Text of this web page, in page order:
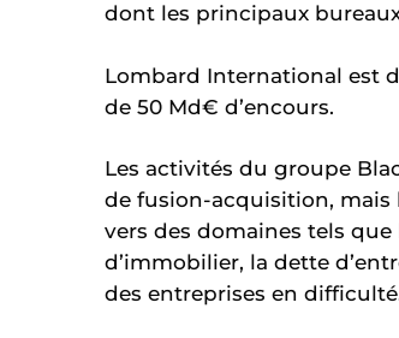
dont les principaux
Lombard International est
de 50 Md€ d’encours.
Les activités du groupe
de fusion-acquisition, mais
vers des domaines tels
d’immobilier, la dette
des entreprises en